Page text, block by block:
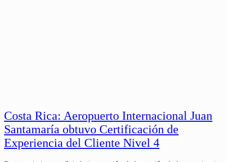
Costa Rica: Aeropuerto Internacional Juan
Santamaría obtuvo Certificación de
Experiencia del Cliente Nivel 4